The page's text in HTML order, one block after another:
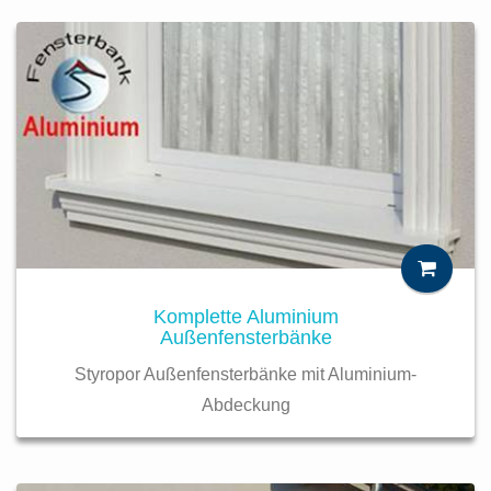
Komplette Aluminium
Außenfensterbänke
Styropor Außenfensterbänke mit Aluminium-
Abdeckung